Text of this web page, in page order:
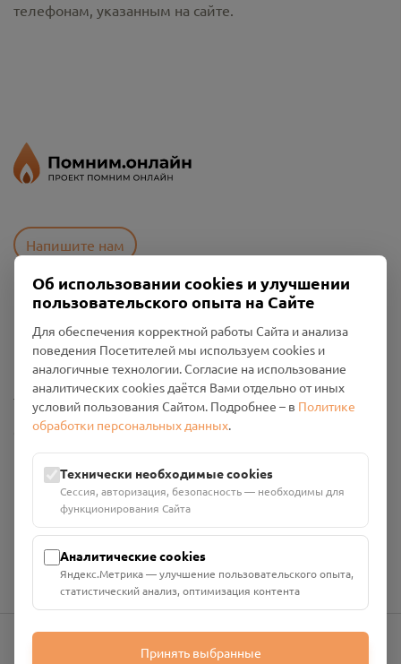
телефонам, указанным на сайте.
Напишите нам
Политика конфиденциальности
Промо-материалы
Настройки cookies
Общество с ограниченной ответственностью «Смоленский
Проект Помним»
ИНН: 6700029207 ОГРН: 1256700001986
Юридический адрес: 216790, Смоленская область, р-н
Руднянский, г. Рудня, улица Западная, д. 26А, пом. 18
Номер счёта: 40702810901130004287 в АО "АЛЬФА-БАНК"
Об использовании cookies и улучшении
пользовательского опыта на Сайте
Для обеспечения корректной работы Сайта и анализа
поведения Посетителей мы используем cookies и
аналогичные технологии. Согласие на использование
аналитических cookies даётся Вами отдельно от иных
условий пользования Сайтом. Подробнее – в Политике
обработки персональных данных.
Технически необходимые cookies
Сессия, авторизация, безопасность — необходимы для
функционирования Сайта
Аналитические cookies
Яндекс.Метрика — улучшение пользовательского опыта,
статистический анализ, оптимизация контента
Принять выбранные